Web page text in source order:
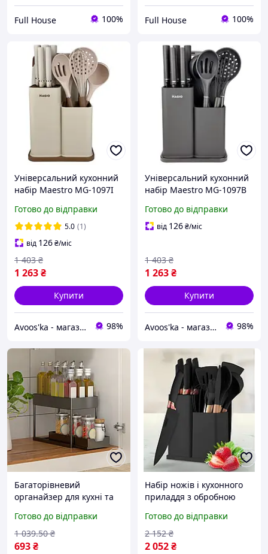
Full House 100% Full House 100%
Універсальний кухонний
набір Maestro MG-1097I
прилади, ножі з нерж.
сталі, дошк
Готово до відправки
5.0 (1)
від 126₴/міс
1 263₴
1 403 ₴
Купити
Avoos'ka - магазин для Вашого дому та комфорту,) 98%
Універсальний кухонний
набір Maestro MG-1097B
прилади, ножі з нерж.
сталі, дошк
Готово до відправки
від 126₴/міс
1 263₴
1 403 ₴
Купити
Avoos'ka - магазин для Вашого дому та комфорту,) 98%
Багаторівневий
органайзер для кухні та
зберігання аксесуарів і
приладдя FLAME
Готово до відправки
693₴
1 039.50 ₴
Набір ножів і кухонного
приладдя з обробною
Zepline ZP0102 19
Предметів Чорний
Готово до відправки
2 052₴
2 152 ₴